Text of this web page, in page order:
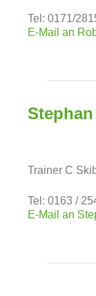
Tel: 0171/
E-Mail an
Trainer C
Tel: 0163 /
E-Mail an